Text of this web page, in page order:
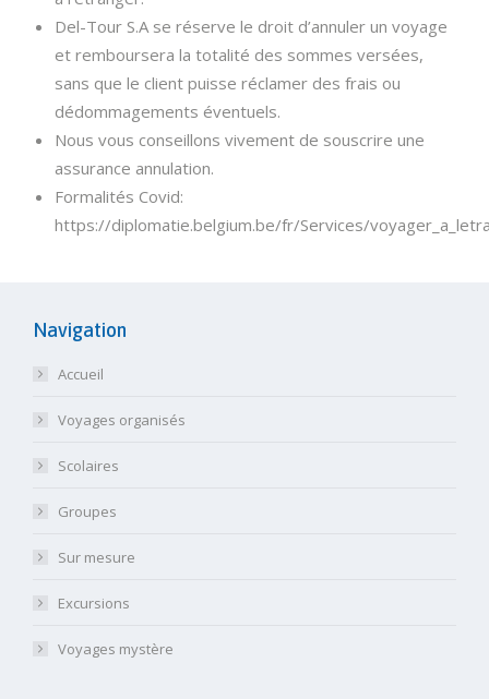
Del-Tour S.A se réserve le droit d’annuler un voyage
et remboursera la totalité des sommes versées,
sans que le client puisse réclamer des frais ou
dédommagements éventuels.
Nous vous conseillons vivement de souscrire une
assurance annulation.
Formalités Covid:
https://diplomatie.belgium.be/fr/Services/
Navigation
Accueil
Voyages organisés
Scolaires
Groupes
Sur mesure
Excursions
Voyages mystère